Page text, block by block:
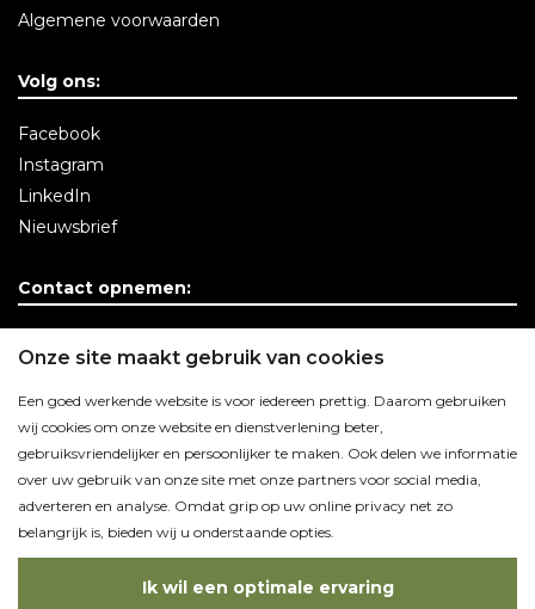
Onze site maakt gebruik van cookies
Een goed werkende website is voor iedereen prettig. Daarom gebruiken
wij cookies om onze website en dienstverlening beter,
gebruiksvriendelijker en persoonlijker te maken. Ook delen we informatie
over uw gebruik van onze site met onze partners voor social media,
adverteren en analyse. Omdat grip op uw online privacy net zo
belangrijk is, bieden wij u onderstaande opties.
Ik wil een optimale ervaring
Algemene voorwaarden
Volg ons:
Facebook
Instagram
LinkedIn
Nieuwsbrief
Contact opnemen: